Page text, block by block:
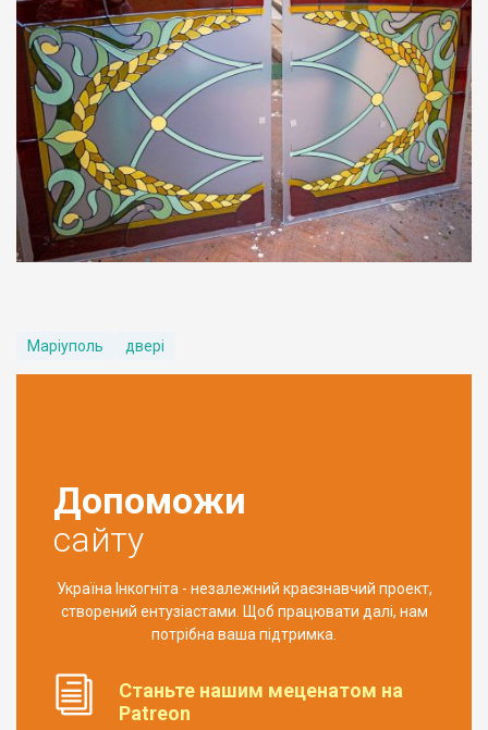
Маріуполь двері
Допоможи
сайту
Україна Інкогніта - незалежний краєзнавчий проект,
створений ентузіастами. Щоб працювати далі, нам
потрібна ваша підтримка.
Станьте нашим меценатом на
Patreon